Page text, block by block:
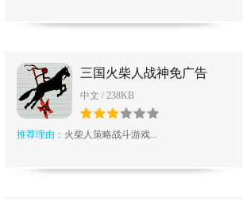
三国火柴人战神免广告
中文 / 238KB
推荐理由： 火柴人策略战斗游戏...